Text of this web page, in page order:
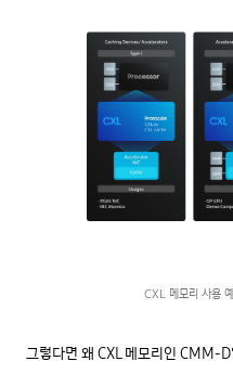
CXL 메모리 사용
그렇다면 왜 CXL 메모리인 CMM-